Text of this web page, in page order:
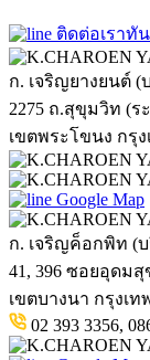
ติดต่อเราทั
ก. เจริญยางยนต์
2275 ถ.สุขุมวิท (ร
เขตพระโขนง กรุ
Google Map
ก. เจริญค็อกพิท (
41, 396 ซอยอุดม
เขตบางนา กรุงเ
02 393 3356,